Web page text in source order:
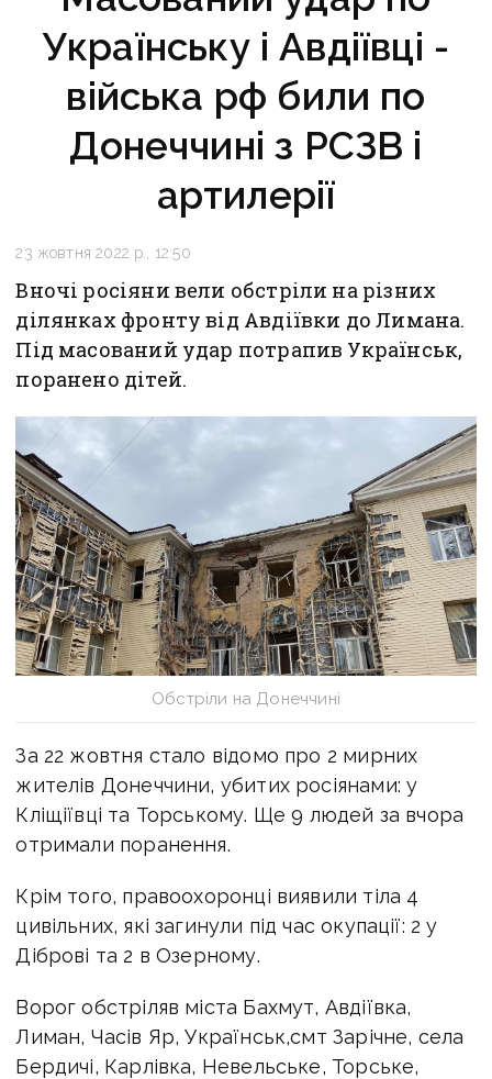
Українську і Авдіївці -
війська рф били по
Донеччині з РСЗВ і
артилерії
23 жовтня 2022 р., 12:50
Вночі росіяни вели обстріли на різних
ділянках фронту від Авдіївки до Лимана.
Під масований удар потрапив Українськ,
поранено дітей.
Обстріли на Донеччині
За 22 жовтня стало відомо про 2 мирних
жителів Донеччини, убитих росіянами: у
Кліщіївці та Торському. Ще 9 людей за вчора
отримали поранення.
Крім того, правоохоронці виявили тіла 4
цивільних, які загинули під час окупації: 2 у
Діброві та 2 в Озерному.
Ворог обстріляв міста Бахмут, Авдіївка,
Лиман, Часів Яр, Українськ,смт Зарічне, села
Бердичі, Карлівка, Невельське, Торське,